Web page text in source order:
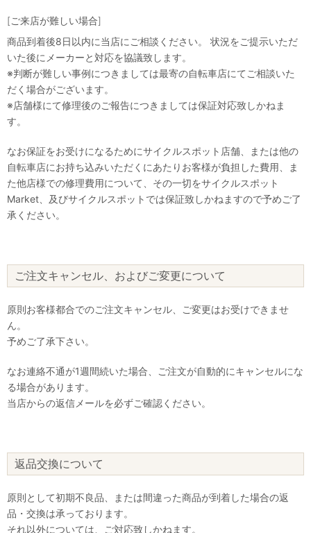
[ご来店が難しい場合]
商品到着後8日以内に当店にご相談ください。 状況をご提示いただ
いた後にメーカーと対応を協議致します。
※判断が難しい事例につきましては最寄の自転車店にてご相談いた
だく場合がございます。
※店舗様にて修理後のご報告につきましては保証対応致しかねま
す。
なお保証をお受けになるためにサイクルスポット店舗、または他の
自転車店にお持ち込みいただくにあたりお客様が負担した費用、ま
た他店様での修理費用について、その一切をサイクルスポット
Market、及びサイクルスポットでは保証致しかねますので予めご了
承ください。
ご注文キャンセル、およびご変更について
原則お客様都合でのご注文キャンセル、ご変更はお受けできませ
ん。
予めご了承下さい。
なお連絡不通が1週間続いた場合、ご注文が自動的にキャンセルにな
る場合があります。
当店からの返信メールを必ずご確認ください。
返品交換について
原則として初期不良品、または間違った商品が到着した場合の返
品・交換は承っております。
それ以外については、ご対応致しかねます。